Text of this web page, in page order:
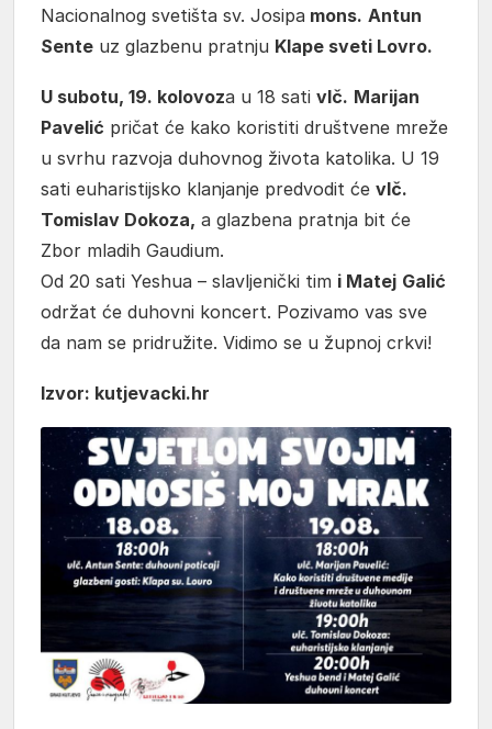
Nacionalnog svetišta sv. Josipa mons. Antun
Sente uz glazbenu pratnju Klape sveti Lovro.
U subotu, 19. kolovoza u 18 sati vlč. Marijan
Pavelić pričat će kako koristiti društvene mreže
u svrhu razvoja duhovnog života katolika. U 19
sati euharistijsko klanjanje predvodit će vlč.
Tomislav Dokoza, a glazbena pratnja bit će
Zbor mladih Gaudium.
Od 20 sati Yeshua – slavljenički tim i Matej Galić
održat će duhovni koncert. Pozivamo vas sve
da nam se pridružite. Vidimo se u župnoj crkvi!
Izvor: kutjevacki.hr